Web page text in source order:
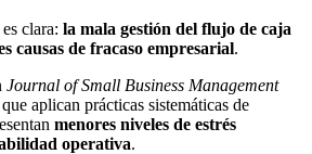
clara: la mala gestión del flujo de caja
causas de fracaso empresarial.
Journal of Small Business Management
aplican prácticas sistemáticas de
menores niveles de estrés
operativa.